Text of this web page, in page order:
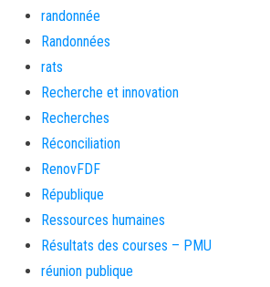
randonnée
Randonnées
rats
Recherche et innovation
Recherches
Réconciliation
RenovFDF
République
Ressources humaines
Résultats des courses – PMU
réunion publique